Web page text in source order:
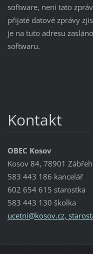
software, není tato
přijaté datové zprávy
je na tuto adresu
softwaru.
Kontakt
OBEC Kosov
Kosov 84, 78901 Zábřeh
583 443 186 kancelář
602 654 615 starostka
583 443 130 školka
ucetni@kosov.cz,